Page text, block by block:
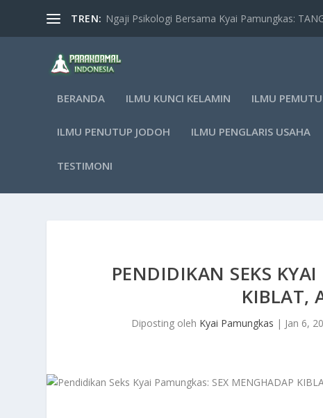
TREN: Ngaji Psikologi Bersama Kyai Pamungkas:
BERANDA ILMU KUNCI KELAMIN ILMU
ILMU PENUTUP JODOH ILMU PENGLARIS USAHA
TESTIMONI
PENDIDIKAN SEKS
KIBLAT,
Diposting oleh Kyai Pamungkas | Jan 6,